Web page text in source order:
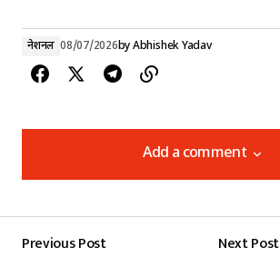
नेशनल 08/07/2026byAbhishek Yadav
Add a comment
Add a comment
Previous Post
Next Post